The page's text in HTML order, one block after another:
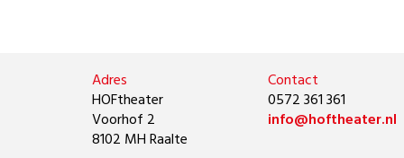
Adres
HOFtheater
Voorhof 2
8102 MH Raalte
Contact
0572 361 361
info@hoftheater.nl